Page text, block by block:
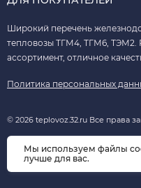
Широкий перечень
тепловозы ТГМ4, ТГМ6, ТЭМ2.
ассортимент, отличное
Политика персональных
© 2026 teplovoz.32.ru Все права
Мы используем файлы
лучше для вас.